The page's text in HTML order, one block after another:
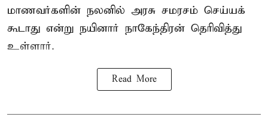
மாணவர்களின் நலனில் அரசு சமரசம் செய்யக்
கூடாது என்று நயினார் நாகேந்திரன் தெரிவித்து
உள்ளார்.
Read More